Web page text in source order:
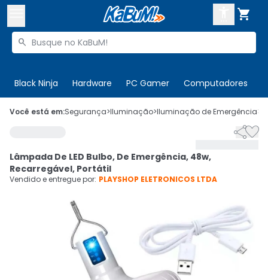

Buscar produtos

Black Ninja Hardware PC Gamer Computadores
 Olá. Acesse sua conta
Cupons
Ativar tradutor em libras
CADASTRE-SE
Você está em:Segurança>Iluminação>Iluminação de Emergência>

Lâmpada De LED Bulbo, De Emergência, 48w,
Recarregável, Portátil
Vendido e entregue por: PLAYSHOP ELETRONICOS LTDA